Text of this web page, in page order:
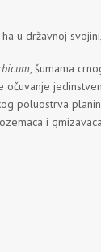
u državnoj
, šumama
očuvanje
poluostrva
i